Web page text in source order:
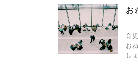
お
育
お
し